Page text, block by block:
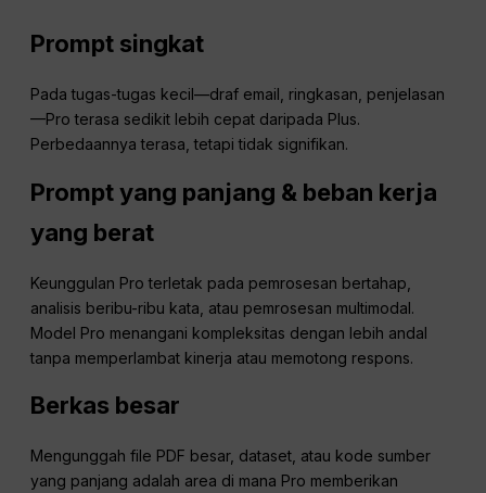
Prompt singkat
Pada tugas-tugas kecil—draf email, ringkasan, penjelasan
—Pro terasa sedikit lebih cepat daripada Plus.
Perbedaannya terasa, tetapi tidak signifikan.
Prompt yang panjang & beban kerja
yang berat
Keunggulan Pro terletak pada pemrosesan bertahap,
analisis beribu-ribu kata, atau pemrosesan multimodal.
Model Pro menangani kompleksitas dengan lebih andal
tanpa memperlambat kinerja atau memotong respons.
Berkas besar
Mengunggah file PDF besar, dataset, atau kode sumber
yang panjang adalah area di mana Pro memberikan